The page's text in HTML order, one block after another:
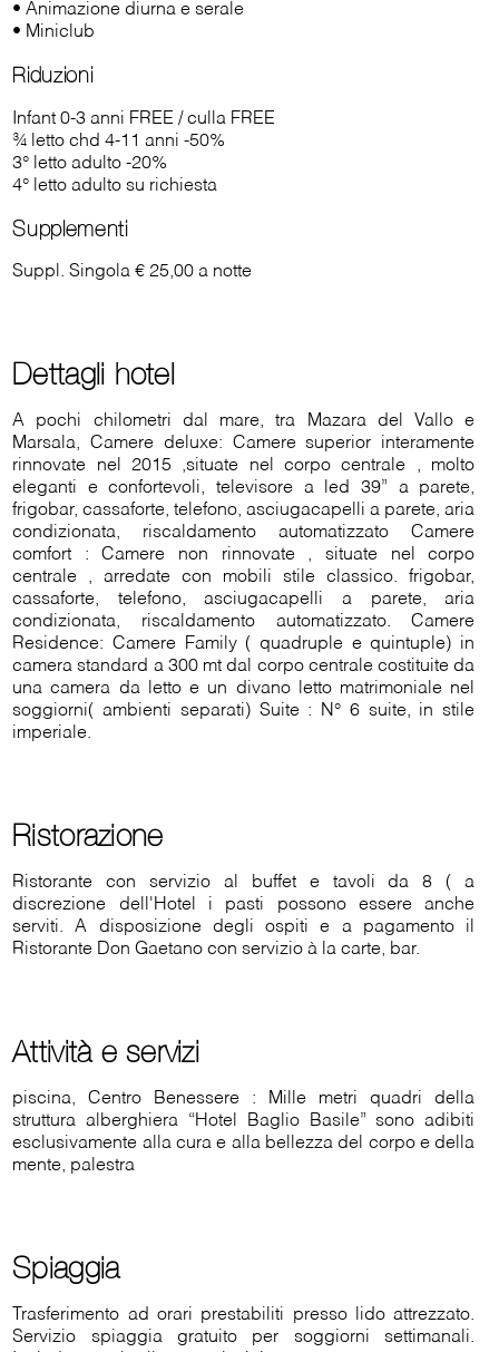
• Animazione diurna e serale
• Miniclub
Riduzioni
Infant 0-3 anni FREE / culla FREE
¾ letto chd 4-11 anni -50%
3° letto adulto -20%
4° letto adulto su richiesta
Supplementi
Suppl. Singola € 25,00 a notte
Dettagli hotel
A pochi chilometri dal mare, tra Mazara del Vallo e
Marsala, Camere deluxe: Camere superior interamente
rinnovate nel 2015 ,situate nel corpo centrale , molto
eleganti e confortevoli, televisore a led 39” a parete,
frigobar, cassaforte, telefono, asciugacapelli a parete, aria
condizionata, riscaldamento automatizzato Camere
comfort : Camere non rinnovate , situate nel corpo
centrale , arredate con mobili stile classico. frigobar,
cassaforte, telefono, asciugacapelli a parete, aria
condizionata, riscaldamento automatizzato. Camere
Residence: Camere Family ( quadruple e quintuple) in
camera standard a 300 mt dal corpo centrale costituite da
una camera da letto e un divano letto matrimoniale nel
soggiorni( ambienti separati) Suite : N° 6 suite, in stile
imperiale.
Ristorazione
Ristorante con servizio al buffet e tavoli da 8 ( a
discrezione dell'Hotel i pasti possono essere anche
serviti. A disposizione degli ospiti e a pagamento il
Ristorante Don Gaetano con servizio à la carte, bar.
Attività e servizi
piscina, Centro Benessere : Mille metri quadri della
struttura alberghiera “Hotel Baglio Basile” sono adibiti
esclusivamente alla cura e alla bellezza del corpo e della
mente, palestra
Spiaggia
Trasferimento ad orari prestabiliti presso lido attrezzato.
Servizio spiaggia gratuito per soggiorni settimanali.